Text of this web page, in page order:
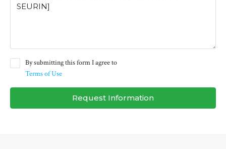
By submitting this form I agree to
Terms of Use
Request Information